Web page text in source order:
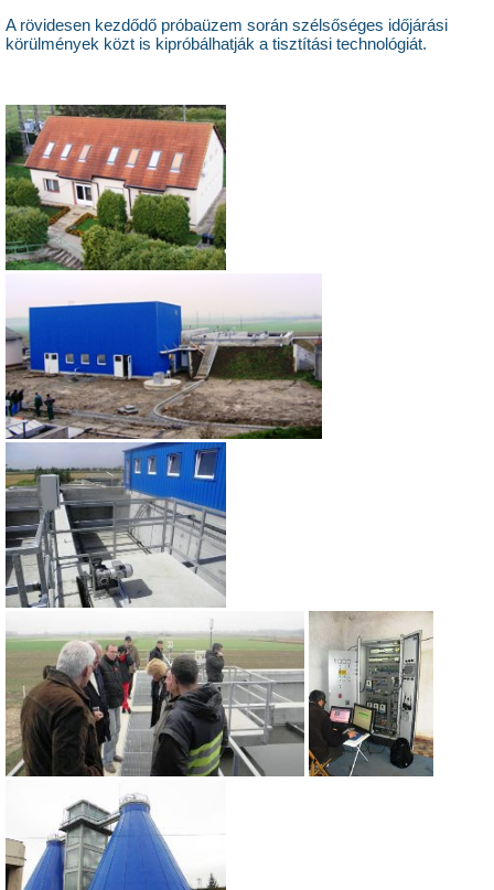
A rövidesen kezdődő próbaüzem során szélsőséges időjárási
körülmények közt is kipróbálhatják a tisztítási technológiát.